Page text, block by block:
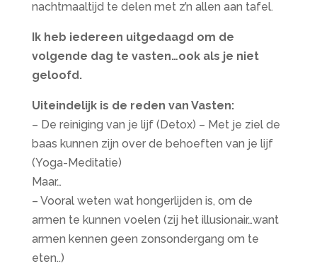
nachtmaaltijd te delen met z’n allen aan tafel.
Ik heb iedereen uitgedaagd om de
volgende dag te vasten…ook als je niet
geloofd.
Uiteindelijk is de reden van Vasten:
– De reiniging van je lijf (Detox) – Met je ziel de
baas kunnen zijn over de behoeften van je lijf
(Yoga-Meditatie)
Maar…
– Vooral weten wat hongerlijden is, om de
armen te kunnen voelen (zij het illusionair…want
armen kennen geen zonsondergang om te
eten..)